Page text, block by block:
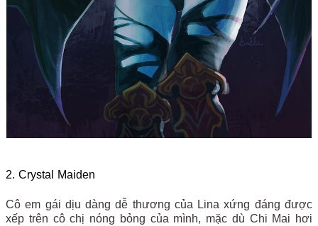
2. Crystal Maiden
Cô em gái dịu dàng dễ thương của Lina xứng đáng được
xếp trên cô chị nóng bỏng của mình, mặc dù Chi Mai hơi